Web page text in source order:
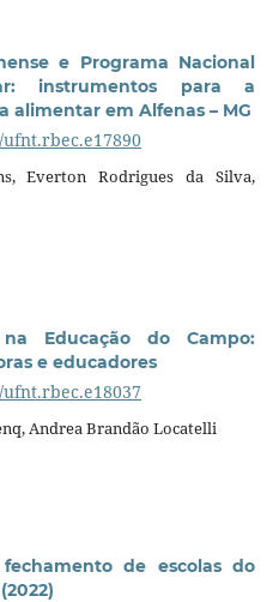
e Programa Nacional
instrumentos para a
alimentar em Alfenas – MG
Everton Rodrigues da Silva,
Educação do Campo:
e educadores
Andrea Brandão Locatelli
de escolas do